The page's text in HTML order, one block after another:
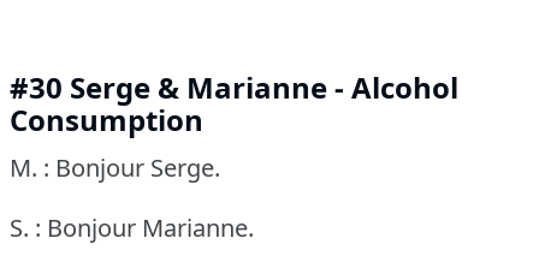
#30 Serge & Marianne - Alcohol
Consumption
M. : Bonjour Serge.
S. : Bonjour Marianne.